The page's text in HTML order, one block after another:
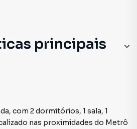
principais
com 2 dormitórios, 1 sala, 1
nas proximidades do Metrô